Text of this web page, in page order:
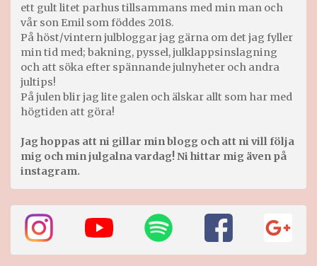
ett gult litet parhus tillsammans med min man och
vår son Emil som föddes 2018.
På höst/vintern julbloggar jag gärna om det jag fyller
min tid med; bakning, pyssel, julklappsinslagning
och att söka efter spännande julnyheter och andra
jultips!
På julen blir jag lite galen och älskar allt som har med
högtiden att göra!
Jag hoppas att ni gillar min blogg och att ni vill följa
mig och min julgalna vardag! Ni hittar mig även på
instagram.